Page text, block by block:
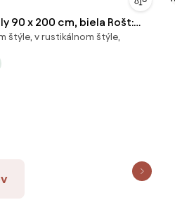
90 x 200 cm, biela Rošt:
Matrac: Bez matraca
štýle, v rustikálnom štýle,